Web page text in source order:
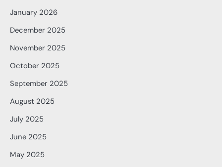
January 2026
December 2025
November 2025
October 2025
September 2025
August 2025
July 2025
June 2025
May 2025